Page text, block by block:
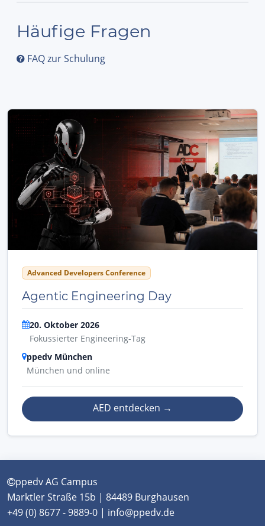
Häufige Fragen
FAQ zur Schulung
Advanced Developers Conference
Agentic Engineering Day
20. Oktober 2026
Fokussierter Engineering-Tag
ppedv München
München und online
AED entdecken →
ppedv AG Campus
Marktler Straße 15b | 84489 Burghausen
+49 (0) 8677 - 9889-0 | info@ppedv.de